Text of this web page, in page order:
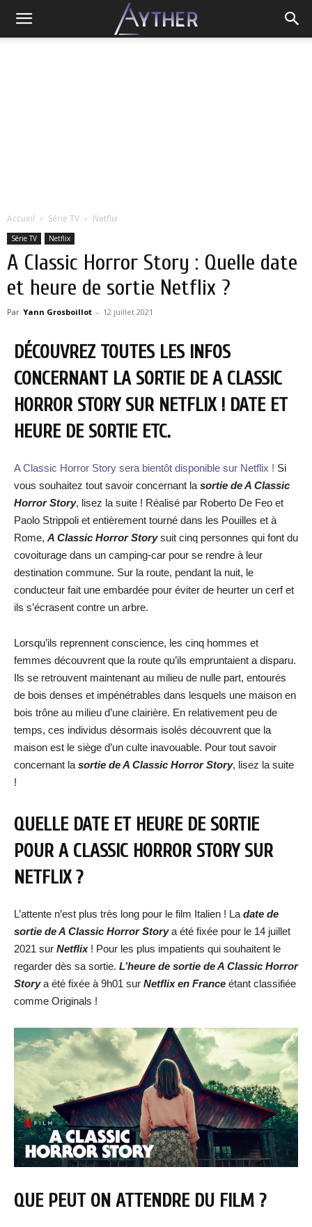
Accueil Série TV Netflix
Série TV Netflix
A Classic Horror Story : Quelle date
et heure de sortie Netflix ?
Par Yann Grosboillot - 12 juillet 2021
DÉCOUVREZ TOUTES LES INFOS
CONCERNANT LA SORTIE DE A CLASSIC
HORROR STORY SUR NETFLIX ! DATE ET
HEURE DE SORTIE ETC.
A Classic Horror Story sera bientôt disponible sur Netflix ! Si
vous souhaitez tout savoir concernant la sortie de A Classic
Horror Story, lisez la suite ! Réalisé par Roberto De Feo et
Paolo Strippoli et entièrement tourné dans les Pouilles et à
Rome, A Classic Horror Storysuit cinq personnes qui font du
covoiturage dans un camping-car pour se rendre à leur
destination commune. Sur la route, pendant la nuit, le
conducteur fait une embardée pour éviter de heurter un cerf et
ils s’écrasent contre un arbre.
Lorsqu’ils reprennent conscience, les cinq hommes et
femmes découvrent que la route qu’ils empruntaient a disparu.
Ils se retrouvent maintenant au milieu de nulle part, entourés
de bois denses et impénétrables dans lesquels une maison en
bois trône au milieu d’une clairière. En relativement peu de
temps, ces individus désormais isolés découvrent que la
maison est le siège d’un culte inavouable. Pour tout savoir
concernant la sortie de A Classic Horror Story, lisez la suite
!
QUELLE DATE ET HEURE DE SORTIE
POUR A CLASSIC HORROR STORY SUR
NETFLIX ?
L’attente n’est plus très long pour le film Italien ! La date de
sortie de A Classic Horror Storya été fixée pour le 14 juillet
2021 sur Netflix ! Pour les plus impatients qui souhaitent le
regarder dès sa sortie. L’heure de sortie de A Classic Horror
Storya été fixée à 9h01 sur Netflix en France étant classifiée
comme Originals !
QUE PEUT ON ATTENDRE DU FILM ?